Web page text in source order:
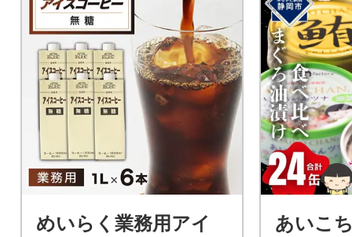
めいらく業務用アイ
あいこ